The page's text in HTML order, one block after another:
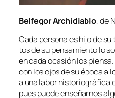
Belfegor Archidiablo, de
Cada per­so­na es hi­jo de
tos de su pen­sa­mien­to lo
en ca­da oca­sión los
con los ojos de su épo­ca a
a una la­bor his­to­rio­grá­fi­ca
pues pue­de en­se­ñar­nos